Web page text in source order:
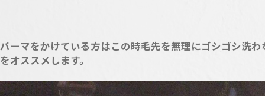
パーマをかけている方はこの時毛先を無理にゴシゴシ洗わ
をオススメします。